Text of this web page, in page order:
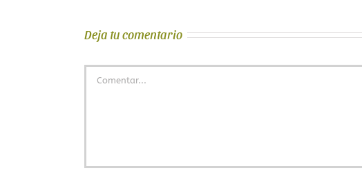
Japonés
para el
Deja tu comentario